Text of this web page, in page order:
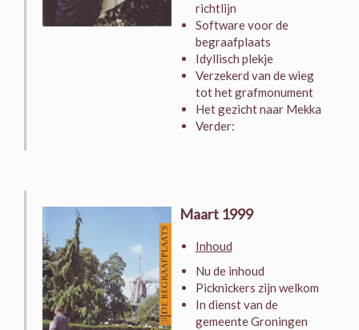
richtlijn
Software voor de
begraafplaats
Idyllisch plekje
Verzekerd van de wieg
tot het grafmonument
Het gezicht naar Mekka
Verder:
Maart 1999
Inhoud
Nu de inhoud
Picknickers zijn welkom
In dienst van de
gemeente Groningen